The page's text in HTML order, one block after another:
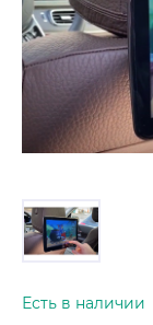
Есть в наличии